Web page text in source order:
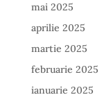
mai 2025
aprilie 2025
martie 2025
februarie 2025
ianuarie 2025